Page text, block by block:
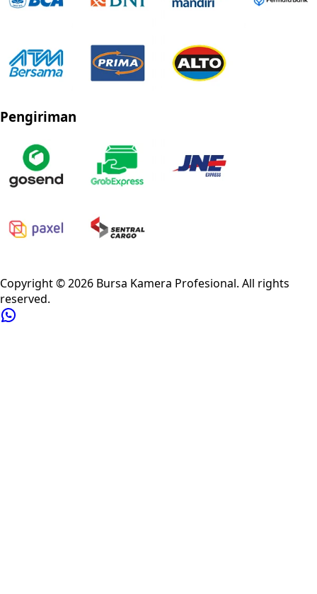
Pengiriman
Copyright ©2026 Bursa Kamera Profesional. All rights
reserved.